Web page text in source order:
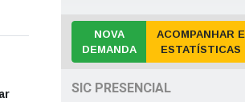
NOVA
DEMANDA
ACOMPANHAR E
ESTATÍSTICAS
SIC PRESENCIAL